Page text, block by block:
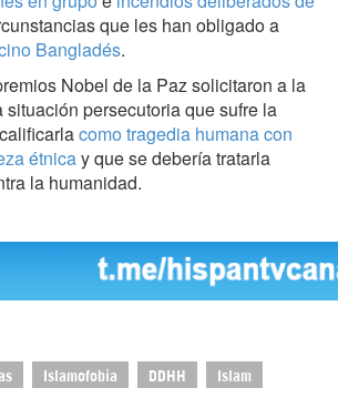
que les han obligado a
Bangladés.
Nobel de la Paz solicitaron a la
persecutoria que sufre la
como tragedia humana con
étnicay que se debería tratarla
la humanidad.
Islamofobia DDHH Islam